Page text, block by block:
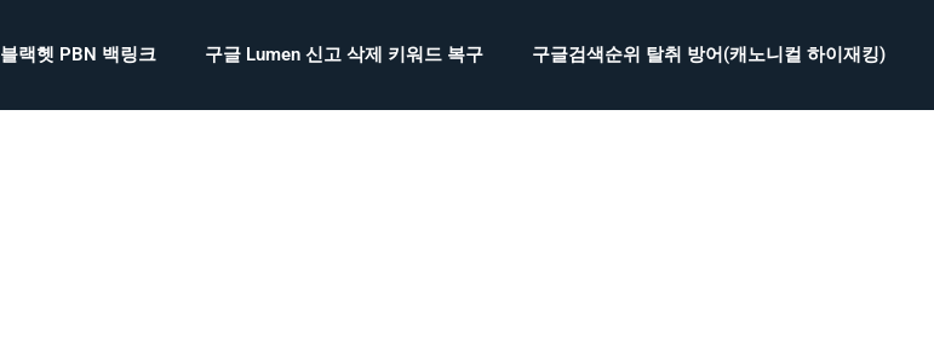
블랙헷 PBN 백링크 구글 Lumen 신고 삭제 키워드 복구 구글검색순위 탈취 방어(캐노니컬 하이재킹)